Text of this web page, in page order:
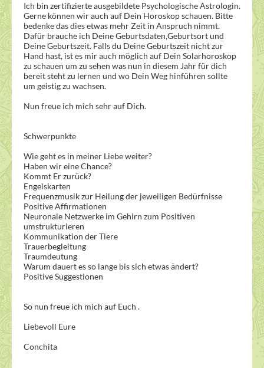
Ich bin zertifizierte ausgebildete Psychologische Astrologin.
Gerne können wir auch auf Dein Horoskop schauen. Bitte
bedenke das dies etwas mehr Zeit in Anspruch nimmt.
Dafür brauche ich Deine Geburtsdaten,Geburtsort und
Deine Geburtszeit. Falls du Deine Geburtszeit nicht zur
Hand hast, ist es mir auch möglich auf Dein Solarhoroskop
zu schauen um zu sehen was nun in diesem Jahr für dich
bereit steht zu lernen und wo Dein Weg hinführen sollte
um geistig zu wachsen.
Nun freue ich mich sehr auf Dich.
Schwerpunkte
Wie geht es in meiner Liebe weiter?
Haben wir eine Chance?
Kommt Er zurück?
Engelskarten
Frequenzmusik zur Heilung der jeweiligen Bedürfnisse
Positive Affirmationen
Neuronale Netzwerke im Gehirn zum Positiven
umstrukturieren
Kommunikation der Tiere
Trauerbegleitung
Traumdeutung
Warum dauert es so lange bis sich etwas ändert?
Positive Suggestionen
So nun freue ich mich auf Euch .
Liebevoll Eure
Conchita